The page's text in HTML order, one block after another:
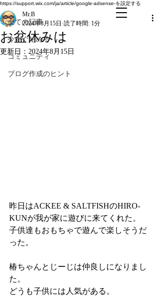
https://support.wix.com/ja/article/google-adsense-を設定する
全ての記事
今すぐ始める
コミュニティ
ブログ作成のヒント
お盆休みは
Mr.B
2024年8月15日 読了時間: 1分
更新日： 2024年8月15日
昨日はACKEE & SALTFISHのHIRO-
KUNが我が家に遊びに来てくれた。
子供達もおもちゃで遊んで楽しそうだ
った。
椿ちゃんとじーじは仲良しになりまし
た。
どうも子供には人気がある。